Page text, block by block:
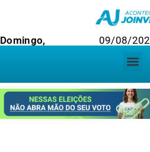
Domingo, 09/08/